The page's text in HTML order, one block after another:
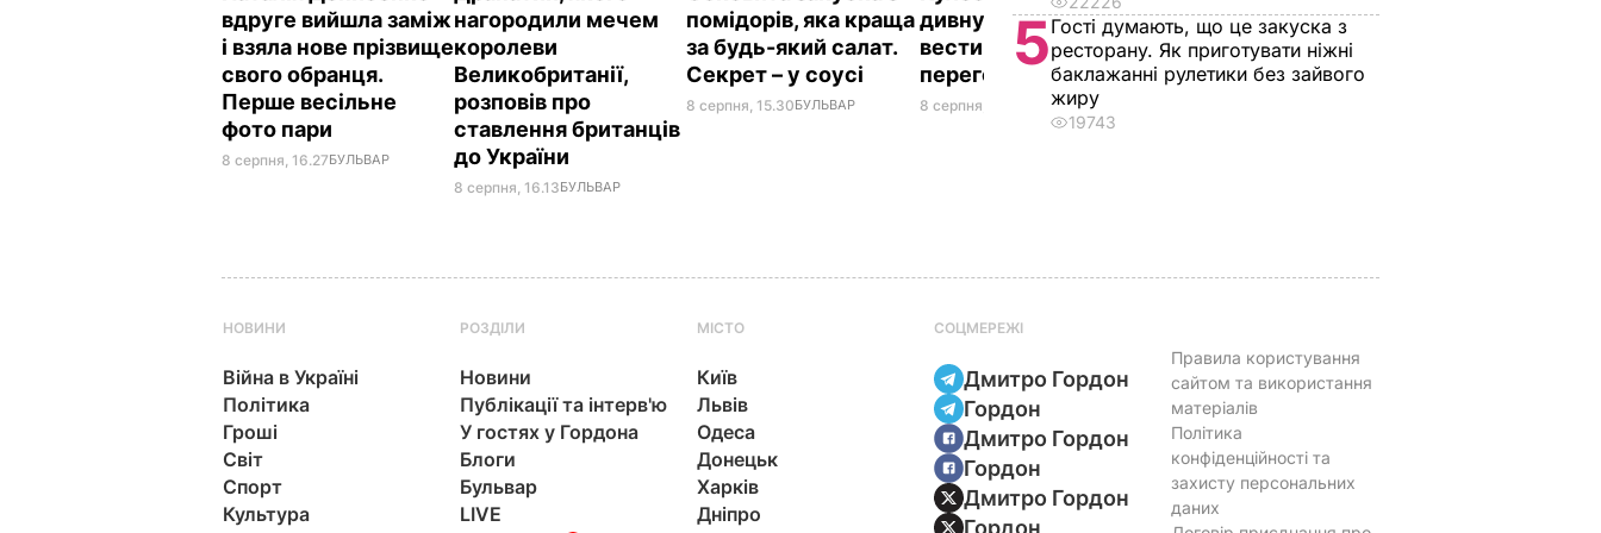
вдруге вийшла заміж
і взяла нове прізвище
свого обранця.
Перше весільне
фото пари
8 серпня, 16.27БУЛЬВАР
нагородили мечем
королеви
Великобританії,
розповів про
ставлення британців
до України
8 серпня, 16.13БУЛЬВАР
помідорів, яка краща
за будь-який салат.
Секрет – у соусі
8 серпня, 15.30БУЛЬВАР
дивну манеру Путіна
вести телефонні
переговори
8 серпня, 10.25 СВІТ
чому Трамп
насправді
причепився до
5Гості думають, що це закуска з
ресторану. Як приготувати ніжні
баклажанні рулетики без зайвого
жиру
19743
НОВИНИ
Війна в Україні
Політика
Гроші
Світ
Спорт
Культура
РОЗДІЛИ
Новини
Публікації та інтерв'ю
У гостях у Гордона
Блоги
Бульвар
LIVE
МІСТО
Київ
Львів
Одеса
Донецьк
Харків
Дніпро
СОЦМЕРЕЖІ
Дмитро Гордон
Гордон
Дмитро Гордон
Гордон
Дмитро Гордон
Гордон
Правила користування
сайтом та використання
матеріалів
Політика
конфіденційності та
захисту персональних
даних